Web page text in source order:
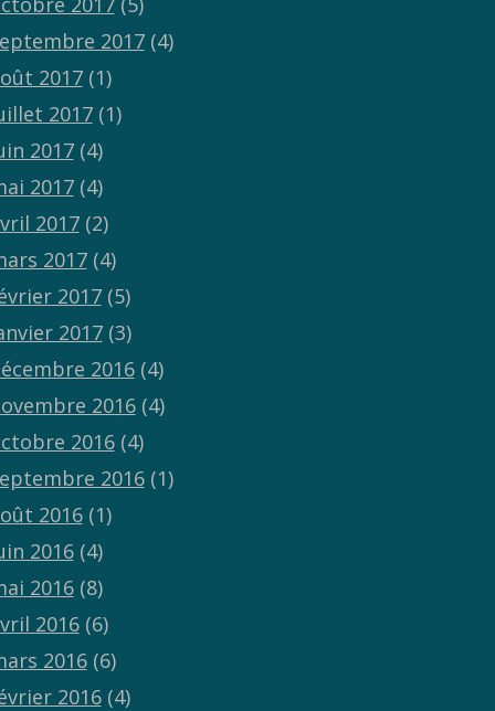
2017(4)
2017(1)
2017(1)
2017(4)
2017(4)
2017(2)
2017(4)
2017(5)
2017(3)
2016(4)
2016(4)
2016(4)
2016(1)
2016(1)
2016(4)
2016(8)
2016(6)
2016(6)
2016(4)